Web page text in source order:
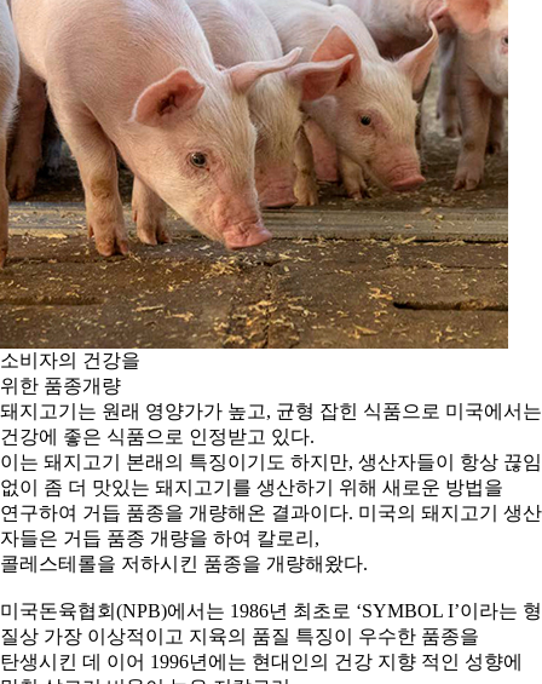
소비자의 건강을
위한 품종개량
돼지고기는 원래 영양가가 높고, 균형 잡힌 식품으로 미국에서는
건강에 좋은 식품으로 인정받고 있다.
이는 돼지고기 본래의 특징이기도 하지만, 생산자들이 항상 끊임
없이 좀 더 맛있는 돼지고기를 생산하기 위해 새로운 방법을
연구하여 거듭 품종을 개량해온 결과이다. 미국의 돼지고기 생산
자들은 거듭 품종 개량을 하여 칼로리,
콜레스테롤을 저하시킨 품종을 개량해왔다.
미국돈육협회(NPB)에서는 1986년 최초로 ‘SYMBOL I’이라는 형
질상 가장 이상적이고 지육의 품질 특징이 우수한 품종을
탄생시킨 데 이어 1996년에는 현대인의 건강 지향 적인 성향에